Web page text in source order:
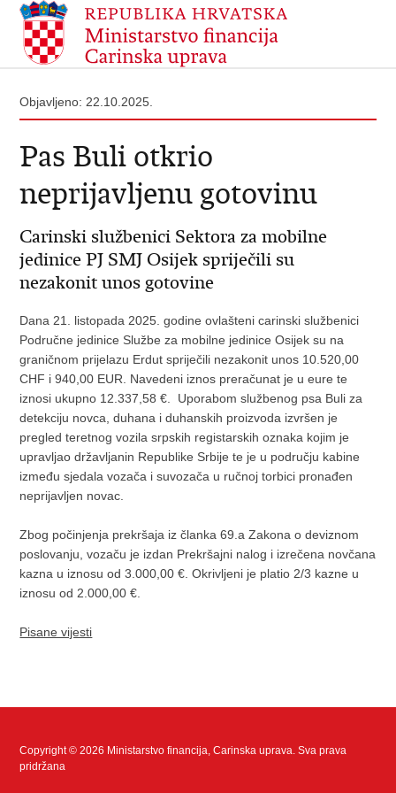
Objavljeno: 22.10.2025.
Pas Buli otkrio
neprijavljenu gotovinu
Carinski službenici Sektora za mobilne
jedinice PJ SMJ Osijek spriječili su
nezakonit unos gotovine
Dana 21. listopada 2025. godine ovlašteni carinski službenici
Područne jedinice Službe za mobilne jedinice Osijek su na
graničnom prijelazu Erdut spriječili nezakonit unos 10.520,00
CHF i 940,00 EUR. Navedeni iznos preračunat je u eure te
iznosi ukupno 12.337,58 €. Uporabom službenog psa Buli za
detekciju novca, duhana i duhanskih proizvoda izvršen je
pregled teretnog vozila srpskih registarskih oznaka kojim je
upravljao državljanin Republike Srbije te je u području kabine
između sjedala vozača i suvozača u ručnoj torbici pronađen
neprijavljen novac.
Zbog počinjenja prekršaja iz članka 69.a Zakona o deviznom
poslovanju, vozaču je izdan Prekršajni nalog i izrečena novčana
kazna u iznosu od 3.000,00 €. Okrivljeni je platio 2/3 kazne u
iznosu od 2.000,00 €.
Pisane vijesti
Copyright © 2026 Ministarstvo financija, Carinska uprava. Sva prava
pridržana